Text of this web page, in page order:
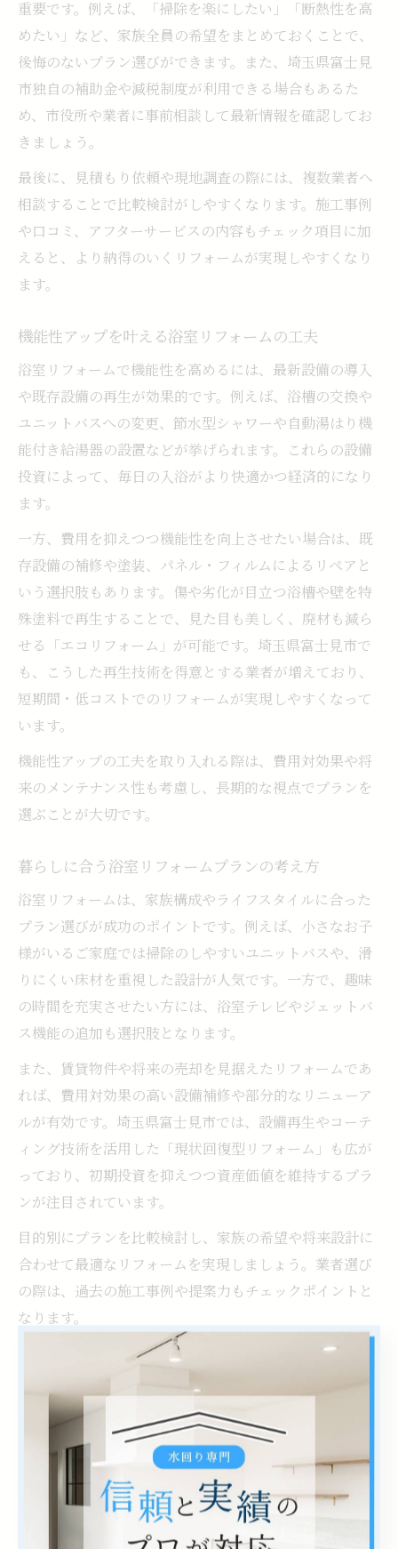
重要です。例えば、「掃除を楽にしたい」「断熱性を高
めたい」など、家族全員の希望をまとめておくことで、
後悔のないプラン選びができます。また、埼玉県富士見
市独自の補助金や減税制度が利用できる場合もあるた
め、市役所や業者に事前相談して最新情報を確認してお
きましょう。
最後に、見積もり依頼や現地調査の際には、複数業者へ
相談することで比較検討がしやすくなります。施工事例
や口コミ、アフターサービスの内容もチェック項目に加
えると、より納得のいくリフォームが実現しやすくなり
ます。
機能性アップを叶える浴室リフォームの工夫
浴室リフォームで機能性を高めるには、最新設備の導入
や既存設備の再生が効果的です。例えば、浴槽の交換や
ユニットバスへの変更、節水型シャワーや自動湯はり機
能付き給湯器の設置などが挙げられます。これらの設備
投資によって、毎日の入浴がより快適かつ経済的になり
ます。
一方、費用を抑えつつ機能性を向上させたい場合は、既
存設備の補修や塗装、パネル・フィルムによるリペアと
いう選択肢もあります。傷や劣化が目立つ浴槽や壁を特
殊塗料で再生することで、見た目も美しく、廃材も減ら
せる「エコリフォーム」が可能です。埼玉県富士見市で
も、こうした再生技術を得意とする業者が増えており、
短期間・低コストでのリフォームが実現しやすくなって
います。
機能性アップの工夫を取り入れる際は、費用対効果や将
来のメンテナンス性も考慮し、長期的な視点でプランを
選ぶことが大切です。
暮らしに合う浴室リフォームプランの考え方
浴室リフォームは、家族構成やライフスタイルに合った
プラン選びが成功のポイントです。例えば、小さなお子
様がいるご家庭では掃除のしやすいユニットバスや、滑
りにくい床材を重視した設計が人気です。一方で、趣味
の時間を充実させたい方には、浴室テレビやジェットバ
ス機能の追加も選択肢となります。
また、賃貸物件や将来の売却を見据えたリフォームであ
れば、費用対効果の高い設備補修や部分的なリニューア
ルが有効です。埼玉県富士見市では、設備再生やコーテ
ィング技術を活用した「現状回復型リフォーム」も広が
っており、初期投資を抑えつつ資産価値を維持するプラ
ンが注目されています。
目的別にプランを比較検討し、家族の希望や将来設計に
合わせて最適なリフォームを実現しましょう。業者選び
の際は、過去の施工事例や提案力もチェックポイントと
なります。
浴室リフォーム期間と計画スケジュールの立て方
浴室リフォームの期間は、工事内容によって大きく異な
ります。ユニットバスの入れ替えや大規模な解体工事を
伴う場合は、平均して5〜7日ほどかかりますが、部分補
修や塗装のみの場合は1〜3日で完了するケースも多いで
す。事前に工事期間を確認し、家族の入浴スケジュール
に支障が出ないよう計画を立てましょう。